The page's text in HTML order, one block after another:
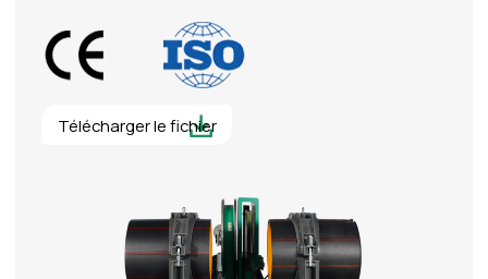
Télécharger le fichier